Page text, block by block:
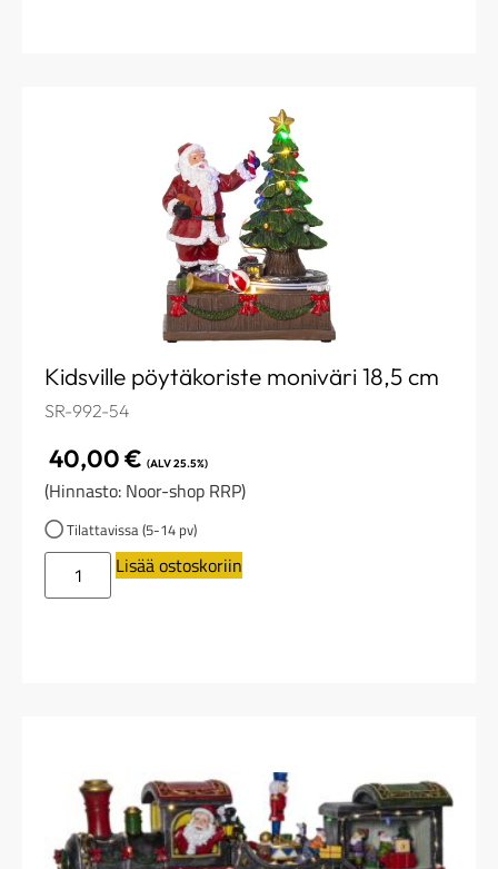
Kidsville pöytäkoriste moniväri 18,5 cm
SR-992-54
40,00€ (ALV 25.5%)
(Hinnasto: Noor-shop RRP)
Tilattavissa (5-14 pv)
Lisää ostoskoriin